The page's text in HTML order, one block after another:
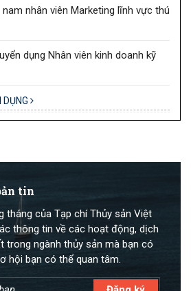
nhân viên Marketing lĩnh vực thú
dụng Nhân viên kinh doanh kỹ
tin
tháng của Tạp chí Thủy sản Việt
thông tin về các hoạt động, dịch
trong ngành thủy sản mà bạn có
hội bạn có thể quan tâm.